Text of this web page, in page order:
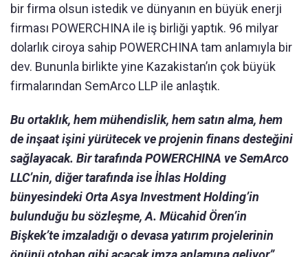
bir firma olsun istedik ve dünyanın en büyük enerji
firması POWERCHINA ile iş birliği yaptık. 96 milyar
dolarlık ciroya sahip POWERCHINA tam anlamıyla bir
dev. Bununla birlikte yine Kazakistan’ın çok büyük
firmalarından SemArco LLP ile anlaştık.
Bu ortaklık, hem mühendislik, hem satın alma, hem
de inşaat işini yürütecek ve projenin finans desteğini
sağlayacak. Bir tarafında POWERCHINA ve SemArco
LLC’nin, diğer tarafında ise İhlas Holding
bünyesindeki Orta Asya Investment Holding’in
bulunduğu bu sözleşme, A. Mücahid Ören’in
Bişkek’te imzaladığı o devasa yatırım projelerinin